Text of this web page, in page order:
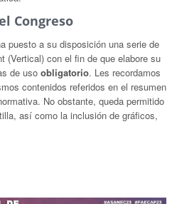
Congreso
puesto a su disposición una serie de
(Vertical) con el fin de que elabore su
de uso obligatorio. Les recordamos
contenidos referidos en el resumen
No obstante, queda permitido
así como la inclusión de gráficos,